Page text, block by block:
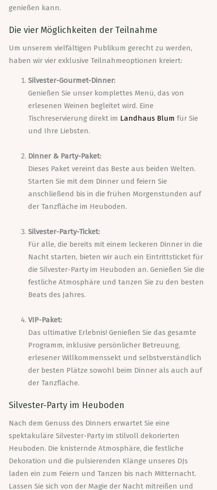
genießen kann.
Die vier Möglichkeiten der Teilnahme
Um unserem vielfältigen Publikum gerecht zu werden,
haben wir vier exklusive Teilnahmeoptionen kreiert:
Silvester-Gourmet-Dinner:
Genießen Sie unser komplettes Menü, das von
erlesenen Weinen begleitet wird. Eine
Tischreservierung direkt im Landhaus Blum für Sie
und Ihre Liebsten.
Dinner & Party-Paket:
Dieses Paket vereint das Beste aus beiden Welten.
Starten Sie mit dem Dinner und feiern Sie
anschließend bis in die frühen Morgenstunden auf
der Tanzfläche im Heuboden.
Silvester-Party-Ticket:
Für alle, die bereits mit einem leckeren Dinner in die
Nacht starten, bieten wir auch ein Eintrittsticket für
die Silvester-Party im Heuboden an. Genießen Sie die
festliche Atmosphäre und tanzen Sie zu den besten
Beats des Jahres.
VIP-Paket:
Das ultimative Erlebnis! Genießen Sie das gesamte
Programm, inklusive persönlicher Betreuung,
erlesener Willkommenssekt und selbstverständlich
der besten Plätze sowohl beim Dinner als auch auf
der Tanzfläche.
Silvester-Party im Heuboden
Nach dem Genuss des Dinners erwartet Sie eine
spektakuläre Silvester-Party im stilvoll dekorierten
Heuboden. Die knisternde Atmosphäre, die festliche
Dekoration und die pulsierenden Klänge unseres DJs
laden ein zum Feiern und Tanzen bis nach Mitternacht.
Lassen Sie sich von der Magie der Nacht mitreißen und